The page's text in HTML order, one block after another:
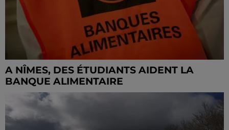
A NÎMES, DES ÉTUDIANTS AIDENT LA
BANQUE ALIMENTAIRE